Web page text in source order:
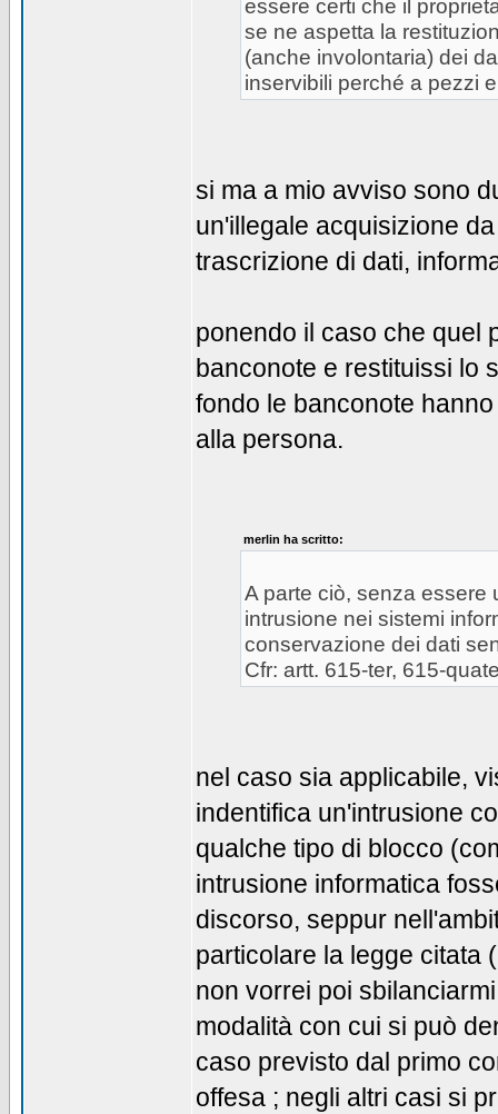
essere certi che il
se ne aspetta la
(anche involontaria) dei
inservibili perché a pezzi
si ma a mio avviso sono
un'illegale acquisizione
trascrizione di dati,
ponendo il caso che quel
banconote e restituissi lo
fondo le banconote
alla persona.
merlin ha scritto:
A parte ciò, senza essere
intrusione nei sistemi
conservazione dei dati
Cfr: artt. 615-ter, 615-
nel caso sia applicabile,
indentifica un'intrusione
qualche tipo di blocco
intrusione informatica
discorso, seppur
particolare la legge citata
non vorrei poi
modalità con cui si può
caso previsto dal primo
offesa ; negli altri casi si